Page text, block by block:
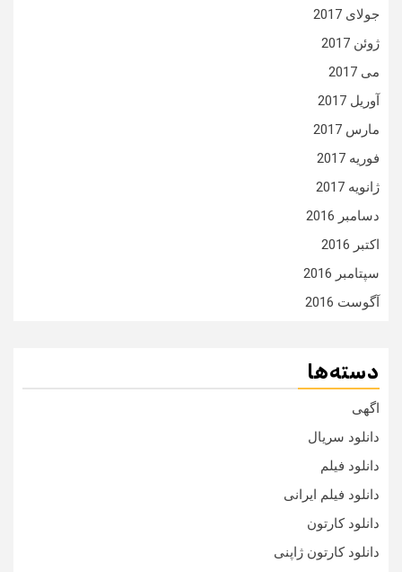
جولای 2017
ژوئن 2017
می 2017
آوریل 2017
مارس 2017
فوریه 2017
ژانویه 2017
دسامبر 2016
اکتبر 2016
سپتامبر 2016
آگوست 2016
دسته‌ها
اگهی
دانلود سریال
دانلود فیلم
دانلود فیلم ایرانی
دانلود کارتون
دانلود کارتون ژاپنی